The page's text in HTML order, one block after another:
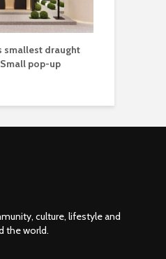
smallest draught
pop-up
culture, lifestyle and
the world.